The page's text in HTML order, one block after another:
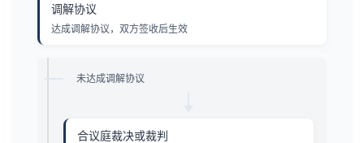
调解协议
达成调解协议，双方签收后生效
未达成调解协议
合议庭裁决或裁判